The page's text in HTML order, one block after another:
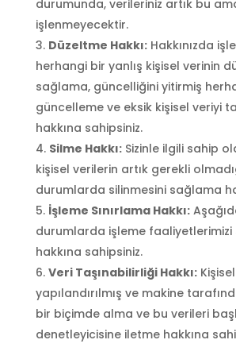
durumunda, verileriniz artık bu
işlenmeyecektir.
Düzeltme Hakkı:Hakkınızda
herhangi bir yanlış kişisel verinin
sağlama, güncelliğini yitirmiş
güncelleme ve eksik kişisel veriyi
hakkına sahipsiniz.
Silme Hakkı:Sizinle ilgili sahip
kişisel verilerin artık gerekli
durumlarda silinmesini sağlama
İşleme Sınırlama Hakkı:
durumlarda işleme faaliyetlerimizi
hakkına sahipsiniz.
Veri Taşınabilirliği Hakkı:
yapılandırılmış ve makine
bir biçimde alma ve bu verileri
denetleyicisine iletme hakkına